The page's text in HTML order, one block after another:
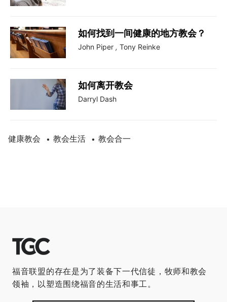
如何找到一间健康的地方教会？
John Piper , Tony Reinke
如何离开教会
Darryl Dash
健康教会 • 教会生活 • 教会合一
福音联盟的存在是为了装备下一代信徒，牧师和教会
领袖，以塑造围绕福音的生活和事工。